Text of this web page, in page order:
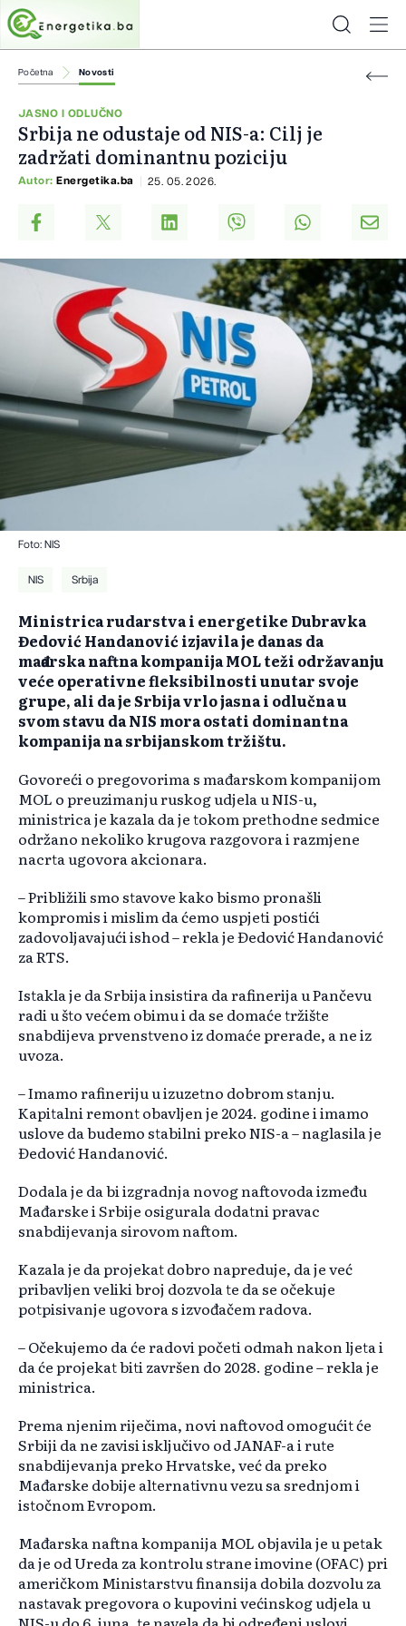
Početna Novosti
JASNO I ODLUČNO
Srbija ne odustaje od NIS-a: Cilj je
zadržati dominantnu poziciju
Autor: Energetika.ba 25. 05. 2026.
Foto: NIS
NIS Srbija
Ministrica rudarstva i energetike Dubravka
Đedović Handanović izjavila je danas da
mađarska naftna kompanija MOL teži održavanju
veće operativne fleksibilnosti unutar svoje
grupe, ali da je Srbija vrlo jasna i odlučna u
svom stavu da NIS mora ostati dominantna
kompanija na srbijanskom tržištu.
Govoreći o pregovorima s mađarskom kompanijom
MOL o preuzimanju ruskog udjela u NIS-u,
ministrica je kazala da je tokom prethodne sedmice
održano nekoliko krugova razgovora i razmjene
nacrta ugovora akcionara.
– Približili smo stavove kako bismo pronašli
kompromis i mislim da ćemo uspjeti postići
zadovoljavajući ishod – rekla je Đedović Handanović
za RTS.
Istakla je da Srbija insistira da rafinerija u Pančevu
radi u što većem obimu i da se domaće tržište
snabdijeva prvenstveno iz domaće prerade, a ne iz
uvoza.
– Imamo rafineriju u izuzetno dobrom stanju.
Kapitalni remont obavljen je 2024. godine i imamo
uslove da budemo stabilni preko NIS-a – naglasila je
Đedović Handanović.
Dodala je da bi izgradnja novog naftovoda između
Mađarske i Srbije osigurala dodatni pravac
snabdijevanja sirovom naftom.
Kazala je da projekat dobro napreduje, da je već
pribavljen veliki broj dozvola te da se očekuje
potpisivanje ugovora s izvođačem radova.
– Očekujemo da će radovi početi odmah nakon ljeta i
da će projekat biti završen do 2028. godine – rekla je
ministrica.
Prema njenim riječima, novi naftovod omogućit će
Srbiji da ne zavisi isključivo od JANAF-a i rute
snabdijevanja preko Hrvatske, već da preko
Mađarske dobije alternativnu vezu sa srednjom i
istočnom Evropom.
Mađarska naftna kompanija MOL objavila je u petak
da je od Ureda za kontrolu strane imovine (OFAC) pri
američkom Ministarstvu finansija dobila dozvolu za
nastavak pregovora o kupovini većinskog udjela u